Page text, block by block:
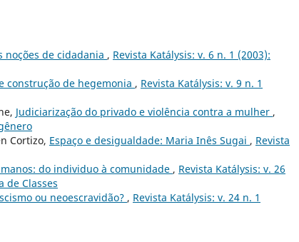
noções de cidadania , Revista Katálysis: v. 6 n. 1 (2003):
construção de hegemonia , Revista Katálysis: v. 9 n. 1
Judiciarização do privado e violência contra a mulher ,
Cortizo, Espaço e desigualdade: Maria Inês Sugai , Revista
do individuo à comunidade , Revista Katálysis: v. 26
de Classes
ou neoescravidão? , Revista Katálysis: v. 24 n. 1